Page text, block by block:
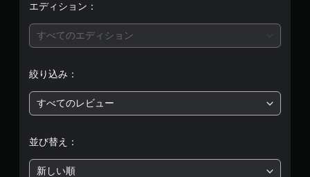
5
段
中
エディション：
すべてのエディション
絞り込み：
すべてのレビュー
並び替え：
新しい順